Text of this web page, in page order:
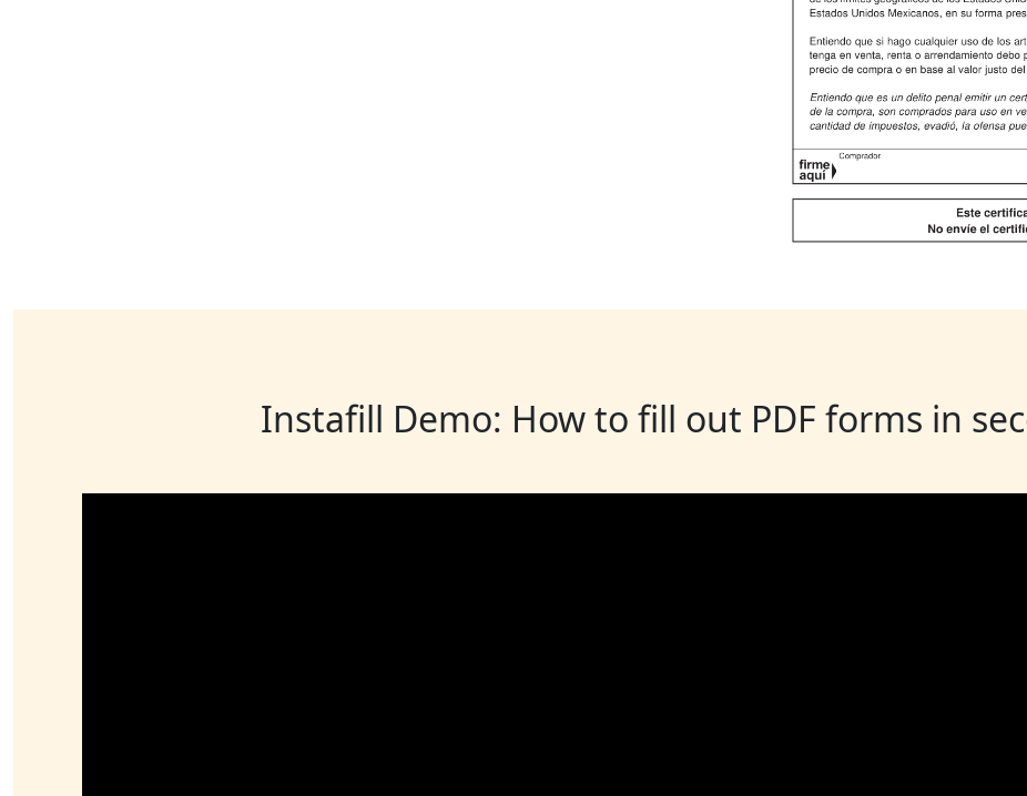
Instafill Demo: How to fill out PDF forms in